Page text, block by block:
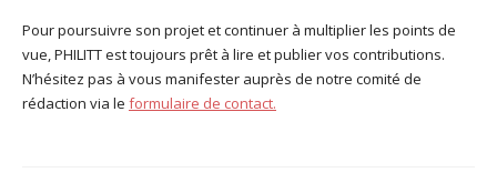
Pour poursuivre son projet et continuer à multiplier les points de
vue, PHILITT est toujours prêt à lire et publier vos contributions.
N’hésitez pas à vous manifester auprès de notre comité de
rédaction via le formulaire de contact.